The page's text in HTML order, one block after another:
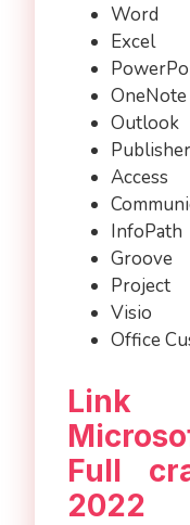
Word
Excel
OneNote
Outlook
Publisher
Access
InfoPath
Groove
Project
Visio
Office
Link
Full
2022